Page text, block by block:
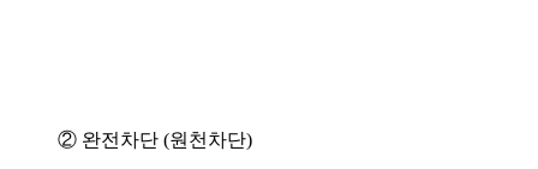
② 완전차단 (원천차단)